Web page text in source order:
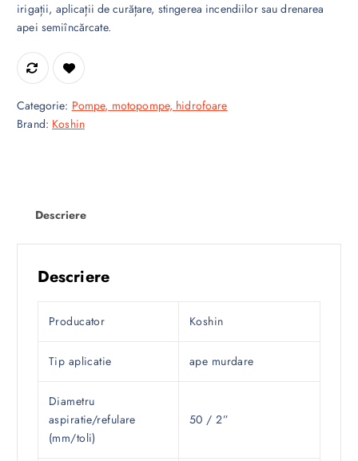
irigații, aplicații de curățare, stingerea incendiilor sau drenarea
apei semiîncărcate.
Categorie: Pompe, motopompe, hidrofoare
Brand: Koshin
Descriere
Descriere
Producator Koshin
Tip aplicatie ape murdare
Diametru
aspiratie/refulare
(mm/toli)
50 / 2”